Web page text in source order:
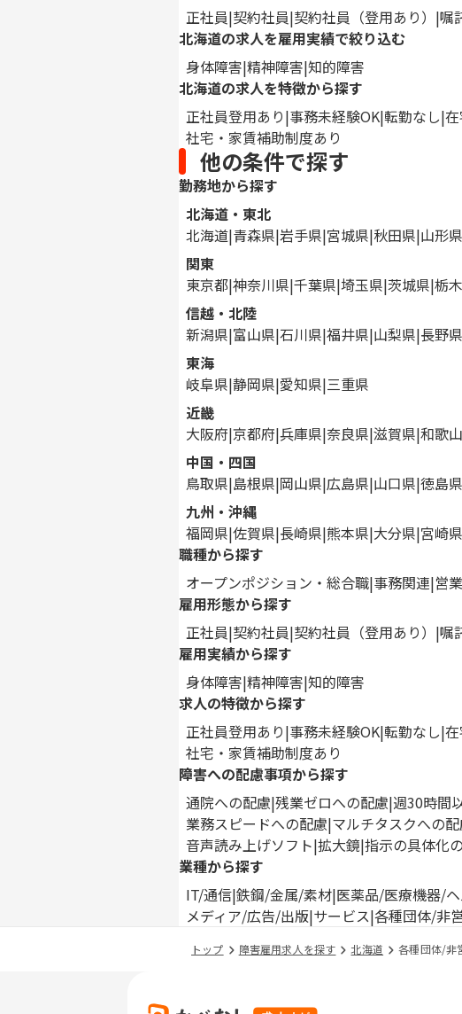
正社員 契約社員 契約社員（登用あり） 嘱
北海道の求人を雇用実績で絞り込む
身体障害 精神障害 知的障害
北海道の求人を特徴から探す
正社員登用あり 事務未経験OK 転勤なし
社宅・家賃補助制度あり
他の条件で探す
勤務地から探す
北海道・東北
北海道 青森県 岩手県 宮城県 秋田県 山形県
関東
東京都 神奈川県 千葉県 埼玉県 茨城県 栃
信越・北陸
新潟県 富山県 石川県 福井県 山梨県 長野県
東海
岐阜県 静岡県 愛知県 三重県
近畿
大阪府 京都府 兵庫県 奈良県 滋賀県 和歌
中国・四国
鳥取県 島根県 岡山県 広島県 山口県 徳島県
九州・沖縄
福岡県 佐賀県 長崎県 熊本県 大分県 宮崎県
職種から探す
オープンポジション・総合職 事務関連 営
雇用形態から探す
正社員 契約社員 契約社員（登用あり） 嘱
雇用実績から探す
身体障害 精神障害 知的障害
求人の特徴から探す
正社員登用あり 事務未経験OK 転勤なし
社宅・家賃補助制度あり
障害への配慮事項から探す
通院への配慮 残業ゼロへの配慮 週30時間
業務スピードへの配慮 マルチタスクへの
音声読み上げソフト 拡大鏡 指示の具体化
業種から探す
IT/通信 鉄鋼/金属/素材 医薬品/医療機器/
メディア/広告/出版 サービス 各種団体/非
トップ 障害雇用求人を探す 北海道 各種団体/非